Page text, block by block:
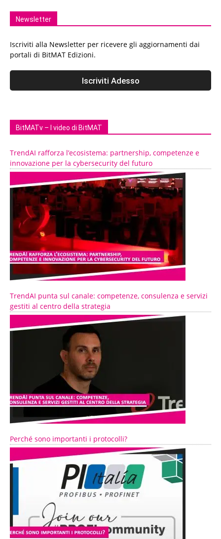
Newsletter
Iscriviti alla Newsletter per ricevere gli aggiornamenti dai
portali di BitMAT Edizioni.
BitMATv – I video di BitMAT
TrendAI rafforza l’ecosistema: partnership, competenze e
innovazione per la cybersecurity del futuro
TrendAI punta sul canale: competenze, consulenza e servizi
gestiti al centro della strategia
Perché sono importanti i protocolli?